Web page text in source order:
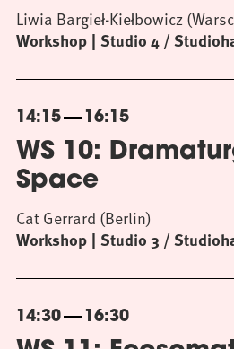
Workshop Studio 4 /
Liwia Bargieł-Kiełbowicz
14:15 16:15
WS 10:
Space
Workshop Studio 3 /
Cat Gerrard (Berlin)
14:30 16:30